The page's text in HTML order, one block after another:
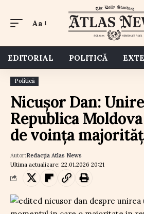
Aa
EDITORIAL POLITICĂ
Politică
Nicușor Dan:
Republica
de voința
Ultima actualizare: 22.01.2026 20:21
Autor:Redacția Atlas News